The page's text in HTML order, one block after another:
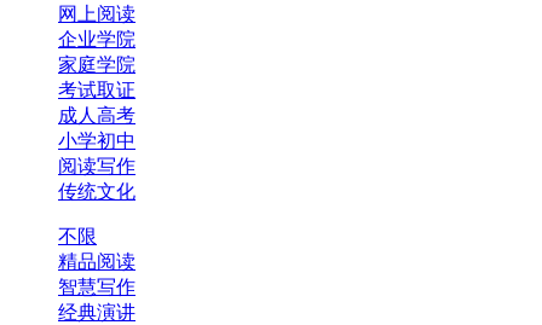
网上阅读
企业学院
家庭学院
考试取证
成人高考
小学初中
阅读写作
传统文化
不限
精品阅读
智慧写作
经典演讲